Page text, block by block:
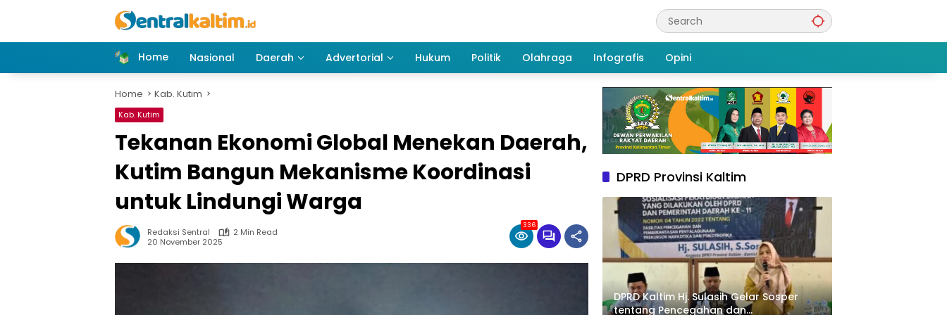
Home
Nasional Daerah Advertorial Hukum Politik Olahraga Infografis Opini
Home Kab. Kutim
Kab. Kutim
Tekanan Ekonomi Global Menekan Daerah,
Kutim Bangun Mekanisme Koordinasi
untuk Lindungi Warga
Redaksi Sentral
2 Min Read
20 November 2025
336
DPRD Provinsi Kaltim
DPRD Kaltim Hj. Sulasih Gelar Sosper
tentang Pencegahan dan